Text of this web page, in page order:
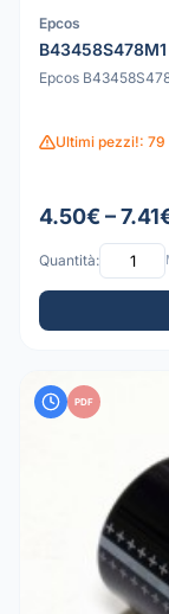
Epcos
B43458S478M1
Epcos
Ultimi pezzi!: 79
4.50€ –
Quantità:
PDF